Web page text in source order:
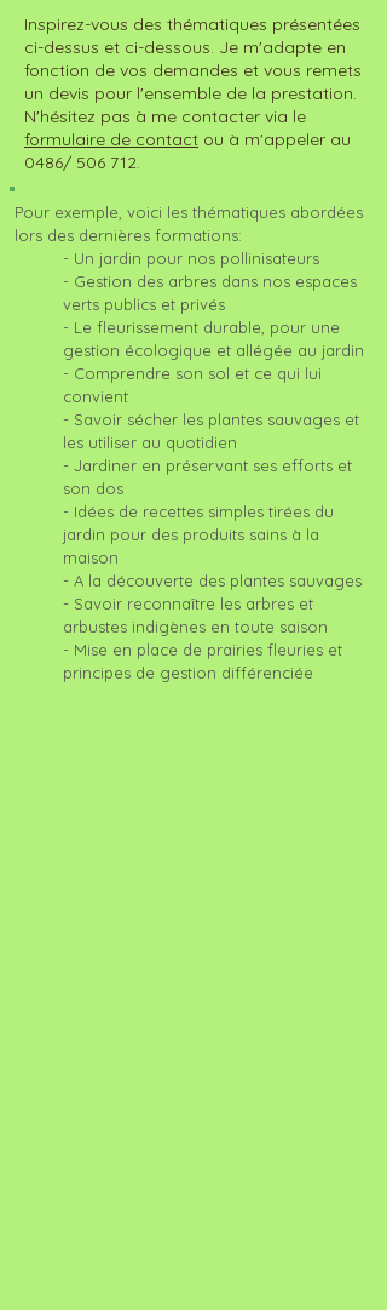
Inspirez-vous des thématiques présentées
ci-dessus et ci-dessous. Je m'adapte en
fonction de vos demandes et vous remets
un devis pour l'ensemble de la prestation.
N'hésitez pas à me contacter via le
formulaire de contact ou à m'appeler au
0486/ 506 712.
Pour exemple, voici les thématiques abordées
lors des dernières formations:
- Un jardin pour nos pollinisateurs
- Gestion des arbres dans nos espaces
verts publics et privés
- Le fleurissement durable, pour une
gestion écologique et allégée au jardin
- Comprendre son sol et ce qui lui
convient
- Savoir sécher les plantes sauvages et
les utiliser au quotidien
- Jardiner en préservant ses efforts et
son dos
- Idées de recettes simples tirées du
jardin pour des produits sains à la
maison
- A la découverte des plantes sauvages
- Savoir reconnaître les arbres et
arbustes indigènes en toute saison
- Mise en place de prairies fleuries et
principes de gestion différenciée